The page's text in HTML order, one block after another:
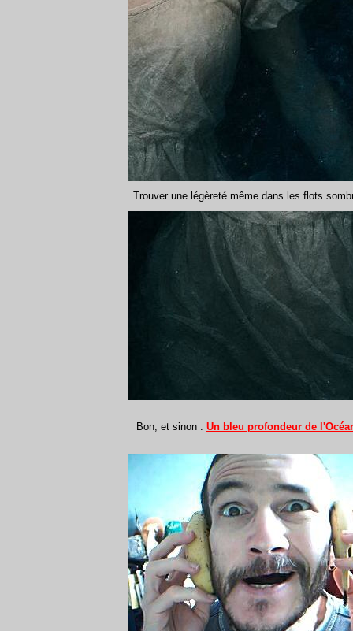
Trouver une légèreté même dans les flots
Bon, et sinon : Un bleu profondeur de